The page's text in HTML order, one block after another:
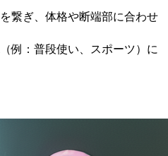
繋ぎ、体格や断端部に合わせ
例：普段使い、スポーツ）に